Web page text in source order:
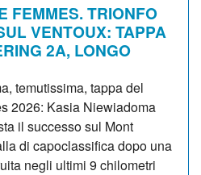
FEMMES. TRIONFO
VENTOUX: TAPPA
2A, LONGO
temutissima, tappa del
2026: Kasia Niewiadoma
il successo sul Mont
di capoclassifica dopo una
negli ultimi 9 chilometri